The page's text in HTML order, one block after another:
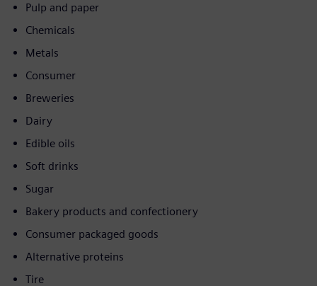
Pulp and paper
Chemicals
Metals
Consumer
Breweries
Dairy
Edible oils
Soft drinks
Sugar
Bakery products and confectionery
Consumer packaged goods
Alternative proteins
Tire